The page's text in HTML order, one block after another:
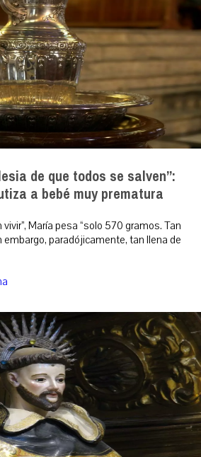
de que todos se salven”:
a bebé muy prematura
María pesa “solo 570 gramos. Tan
embargo, paradójicamente, tan llena de